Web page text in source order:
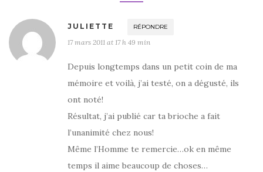
JULIETTE RÉPONDRE
17 mars 2011 at 17 h 49 min
Depuis longtemps dans un petit coin de ma
mémoire et voilà, j’ai testé, on a dégusté, ils
ont noté!
Résultat, j’ai publié car ta brioche a fait
l’unanimité chez nous!
Même l’Homme te remercie…ok en même
temps il aime beaucoup de choses…